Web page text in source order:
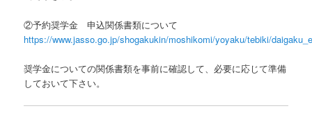
②予約奨学金 申込関係書類について
https://www.jasso.go.jp/shogakukin/moshikomi/yoyaku/tebiki/
奨学金についての関係書類を事前に確認して、必要に応じて準備
しておいて下さい。